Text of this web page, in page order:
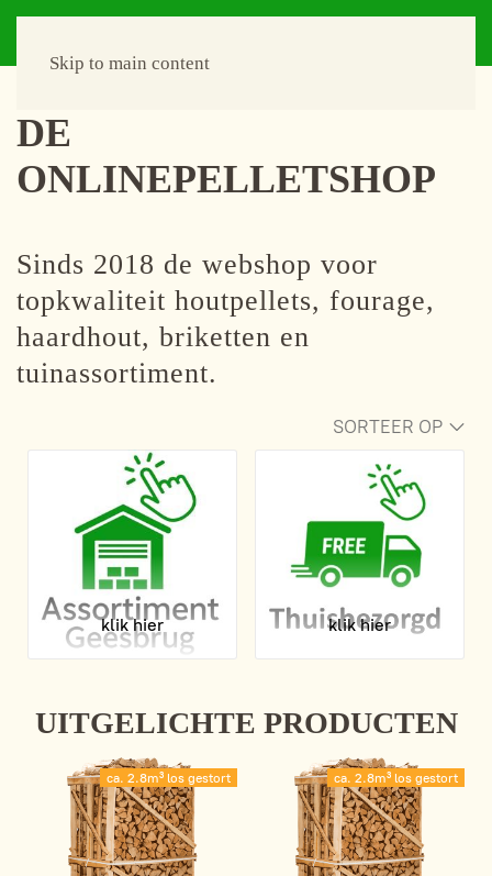
Skip to main content
DE
ONLINEPELLETSHOP
Sinds 2018 de webshop voor
topkwaliteit houtpellets, fourage,
haardhout, briketten en
tuinassortiment.
SORTEER OP
klik hier klik hier
UITGELICHTE PRODUCTEN
ca. 2.8m³ los gestort ca. 2.8m³ los gestort